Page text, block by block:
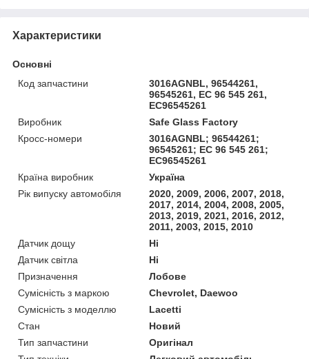
Характеристики
Основні
Код запчастини
3016AGNBL, 96544261,
96545261, EC 96 545 261,
EC96545261
Виробник
Safe Glass Factory
Кросс-номери
3016AGNBL; 96544261;
96545261; EC 96 545 261;
EC96545261
Країна виробник
Україна
Рік випуску автомобіля
2020, 2009, 2006, 2007, 2018,
2017, 2014, 2004, 2008, 2005,
2013, 2019, 2021, 2016, 2012,
2011, 2003, 2015, 2010
Датчик дощу
Ні
Датчик світла
Ні
Призначення
Лобове
Сумісність з маркою
Chevrolet, Daewoo
Сумісність з моделлю
Lacetti
Стан
Новий
Тип запчастини
Оригінал